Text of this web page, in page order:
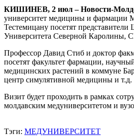
КИШИНЕВ, 2 июл – Новости-
университет медицины и фармации
Тестемицану посетят
Университета Северной Каролины,
Профессор Давид Стиб и доктор
посетят факультет фармации,
медицинских растений в коммуне
центр симулятивной медицины и т.д.
Визит будет проходить в рамках
молдавским медуниверситетом и
Тэги: МЕДУНИВЕРСИТЕТ